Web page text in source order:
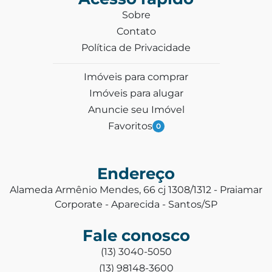
Sobre
Contato
Política de Privacidade
Imóveis para comprar
Imóveis para alugar
Anuncie seu Imóvel
Favoritos 0
Endereço
Alameda Armênio Mendes, 66 cj 1308/1312 - Praiamar
Corporate - Aparecida - Santos/SP
Fale conosco
(13) 3040-5050
(13) 98148-3600